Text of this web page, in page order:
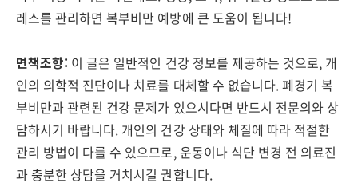
레스를 관리하면 복부비만 예방에 큰 도움이 됩니다!
면책조항: 이 글은 일반적인 건강 정보를 제공하는 것으로, 개
인의 의학적 진단이나 치료를 대체할 수 없습니다. 폐경기 복
부비만과 관련된 건강 문제가 있으시다면 반드시 전문의와 상
담하시기 바랍니다. 개인의 건강 상태와 체질에 따라 적절한
관리 방법이 다를 수 있으므로, 운동이나 식단 변경 전 의료진
과 충분한 상담을 거치시길 권합니다.